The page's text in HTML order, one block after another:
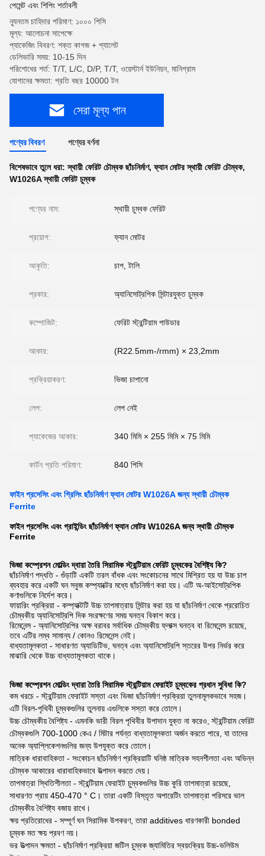
পেমেন্ট এবং শিপিং শর্তাবলী
ন্যূনতম চাহিদার পরিমাণ: ১০০০ পিসি
মূল্য: আলোচনা সাপেক্ষে
প্যাকেজিং বিবরণ: শক্ত কাগজ + প্যালেট
ডেলিভারি সময়: 10-15 দিন
পরিশোধের শর্ত: T/T, L/C, D/P, T/T, ওয়েস্টার্ন ইউনিয়ন, মানিগ্রাম
যোগানের ক্ষমতা: প্রতি বছর 10000 টন
সেরা মূল্য পান
পণ্যের বিবরণ পণ্যের বর্ণনা
বিশেষভাবে তুলে ধরা:স্থায়ী ফেরিট চৌম্বক ছাঁচনির্মাণ,ফ্যান মোটর স্থায়ী ফেরিট চৌম্বক,
W1026A স্থায়ী ফেরিট চুম্বক
পণ্যের নাম: স্থায়ী চুম্বক ফেরিট
প্রয়োগ: ফ্যান মোটর
আকৃতি: চাপ, টালি
প্রকার: অ্যানিসোট্রপিক সিন্টারযুক্ত চুম্বক
কম্পোজিট: ফেরিট স্ট্রন্টিয়াম পাউডার
আকার: (R22.5mm-/rmm) × 23,2mm
প্রক্রিয়াকরণ: ভিজা চাপানো
লেপ: লেপ নেই
প্যাকেজের আকার: 340 মিমি × 255 মিমি × 75 মিমি
কার্টন প্রতি পরিমাণ: 840 পিসি
ফাইন প্রসেসিং এবং গ্রিলিং ছাঁচনির্মাণ ফ্যান মোটর W1026A জন্য স্থায়ী চৌম্বক
Ferrite
ফাইন প্রসেসিং এবং গ্রাইন্ডিং ছাঁচনির্মাণ ফ্যান মোটর W1026A জন্য স্থায়ী চৌম্বক
Ferrite
ভিজা কম্প্রেশন মোল্ডিং দ্বারা তৈরি সিরামিক স্ট্রন্টিয়াম ফেরিট চুম্বকের বৈশিষ্ট্য কি?
ছাঁচনির্মাণ পদ্ধতি - গুঁড়াটি একটি তরল বাঁধক এবং সংকোচনের সাথে মিশ্রিত হয় যা উচ্চ চাপ
ব্যবহার করে একটি ঘন সবুজ কম্প্যাক্টের মধ্যে ছাঁচনির্মাণ করা হয়। এটি অ-আইসোট্রপিক
কণাগুলিকে নির্দেশ করে।
ফায়ারিং প্রক্রিয়া - কম্প্যাক্টটি উচ্চ তাপমাত্রায় সিন্টার করা হয় যা ছাঁচনির্মাণ থেকে প্ররোচিত
চৌম্বকীয় অ্যানিসোট্রপি দিক সংরক্ষণের সময় ঘনত্ব বিকাশ করে।
রিমেনেন্স - অ্যানিসোট্রপির অক্ষ বরাবর সর্বাধিক চৌম্বকীয় ফ্লাক্স ঘনত্ব বা রিমেনেন্স রয়েছে,
তবে এটির লম্ব সামান্য / কোনও রিমেনেন্স নেই।
বাধ্যতামূলকতা - সাধারণত অ্যাডিটিভ, ঘনত্ব এবং অ্যানিসোট্রপি স্তরের উপর নির্ভর করে
মাঝারি থেকে উচ্চ বাধ্যতামূলকতা থাকে।
ভিজা কম্প্রেশন মোল্ডিং দ্বারা তৈরি সিরামিক স্ট্রন্টিয়াম ফেরাইট চুম্বকের প্রধান সুবিধা কি?
কম খরচে - স্ট্রন্টিয়াম ফেরাইট সস্তা এবং ভিজা ছাঁচনির্মাণ প্রক্রিয়া তুলনামূলকভাবে সহজ।
এটি বিরল-পৃথিবী চুম্বকগুলির তুলনায় এগুলিকে সস্তা করে তোলে।
উচ্চ চৌম্বকীয় বৈশিষ্ট্য - এমনকি ভারী বিরল পৃথিবীর উপাদান যুক্ত না করেও, স্ট্রন্টিয়াম ফেরিট
চৌম্বকগুলি 700-1000 কেএ / মিটার পর্যন্ত বাধ্যতামূলকতা অর্জন করতে পারে, যা তাদের
অনেক অ্যাপ্লিকেশনগুলির জন্য উপযুক্ত করে তোলে।
মাত্রিক ধারাবাহিকতা - সংকোচন ছাঁচনির্মাণ প্রক্রিয়াটি ঘনিষ্ঠ মাত্রিক সহনশীলতা এবং অভিন্ন
চৌম্বক আকারের ধারাবাহিকভাবে উত্পাদন করতে দেয়।
তাপমাত্রা স্থিতিশীলতা - স্ট্রন্টিয়াম ফেরাইট চুম্বকগুলির উচ্চ কুরি তাপমাত্রা রয়েছে,
সাধারণত প্রায় 450-470 ° C। তারা একটি বিস্তৃত অপারেটিং তাপমাত্রা পরিসরে ভাল
চৌম্বকীয় বৈশিষ্ট্য বজায় রাখে।
ক্ষয় প্রতিরোধের - সম্পূর্ণ ঘন সিরামিক উপকরণ, তারা additives ধারণকারী bonded
চুম্বক মত ক্ষয় প্রবণ নয়।
ভর উত্পাদন ক্ষমতা - ছাঁচনির্মাণ প্রক্রিয়া জটিল চুম্বক জ্যামিতির স্বয়ংক্রিয় উচ্চ-ভলিউম